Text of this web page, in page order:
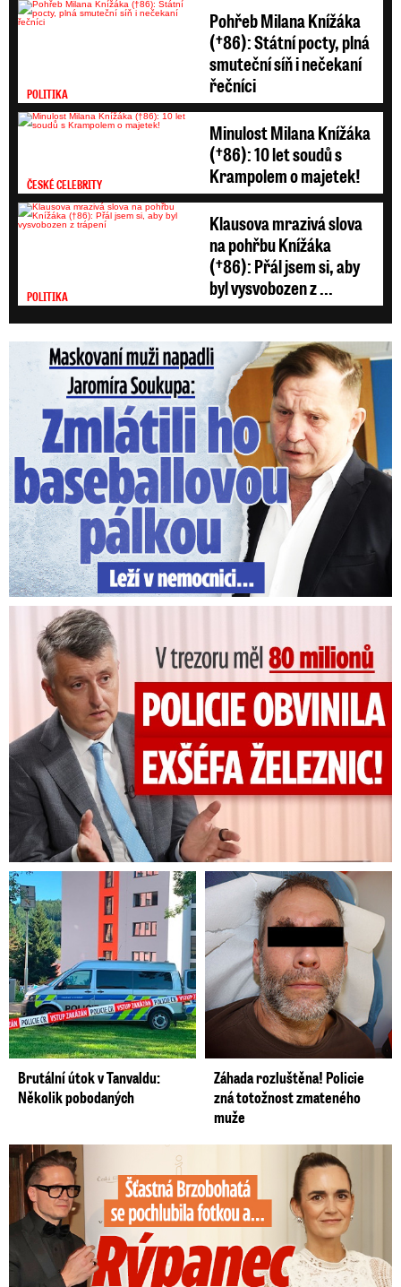
POLITIKA
Pohřeb Milana Knížáka
(†86): Státní pocty, plná
smuteční síň i nečekaní
řečníci
ČESKÉ CELEBRITY
Minulost Milana Knížáka
(†86): 10 let soudů s
Krampolem o majetek!
POLITIKA
Klausova mrazivá slova
na pohřbu Knížáka
(†86): Přál jsem si, aby
byl vysvobozen z ...
Maskovaní muži napadli Jaromíra Soukupa: Krvavá nakládačka
V trezoru měl 80 milionů: Policie obvinila exšéfa železnic!
Brutální útok v Tanvaldu:
Několik pobodaných
Záhada rozluštěna! Policie
zná totožnost zmateného
muže
Šťastná Brzobohatá se pochlubila fotkou: Rýpanec od Ondřeje